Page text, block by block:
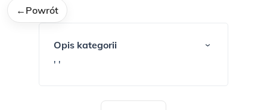
← Powrót
Opis kategorii ›
' '